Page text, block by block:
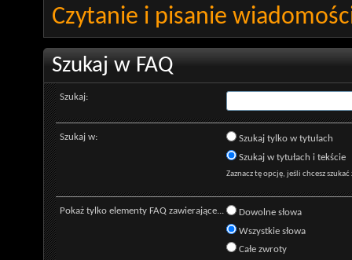
Czytanie i pisanie
Szukaj w FAQ
Szukaj:
Szukaj w:
Szukaj tylko w tytułach
Szukaj w tytułach i tekście
Zaznacz tę opcję, jeśli chcesz
Pokaż tylko elementy FAQ zawierające...
Dowolne słowa
Wszystkie słowa
Całe zwroty